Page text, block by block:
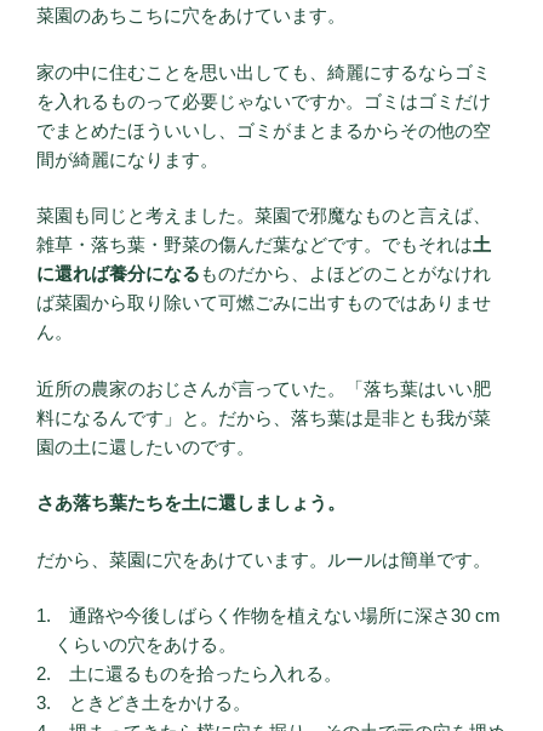
菜園のあちこちに穴をあけています。
家の中に住むことを思い出しても、綺麗にするならゴミ
を入れるものって必要じゃないですか。ゴミはゴミだけ
でまとめたほういいし、ゴミがまとまるからその他の空
間が綺麗になります。
菜園も同じと考えました。菜園で邪魔なものと言えば、
雑草・落ち葉・野菜の傷んだ葉などです。でもそれは土
に還れば養分になる ものだから、よほどのことがなけれ
ば菜園から取り除いて可燃ごみに出すものではありませ
ん。
近所の農家のおじさんが言っていた。「落ち葉はいい肥
料になるんです」と。だから、落ち葉は是非とも我が菜
園の土に還したいのです。
さあ落ち葉たちを土に還しましょう。
だから、菜園に穴をあけています。ルールは簡単です。
通路や今後しばらく作物を植えない場所に深さ30 cm
くらいの穴をあける。
土に還るものを拾ったら入れる。
ときどき土をかける。